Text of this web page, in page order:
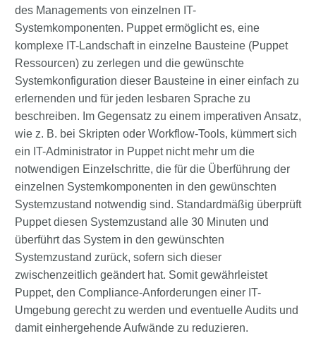
des Managements von einzelnen IT-
Systemkomponenten. Puppet ermöglicht es, eine
komplexe IT-Landschaft in einzelne Bausteine (Puppet
Ressourcen) zu zerlegen und die gewünschte
Systemkonfiguration dieser Bausteine in einer einfach zu
erlernenden und für jeden lesbaren Sprache zu
beschreiben. Im Gegensatz zu einem imperativen Ansatz,
wie z. B. bei Skripten oder Workflow-Tools, kümmert sich
ein IT-Administrator in Puppet nicht mehr um die
notwendigen Einzelschritte, die für die Überführung der
einzelnen Systemkomponenten in den gewünschten
Systemzustand notwendig sind. Standardmäßig überprüft
Puppet diesen Systemzustand alle 30 Minuten und
überführt das System in den gewünschten
Systemzustand zurück, sofern sich dieser
zwischenzeitlich geändert hat. Somit gewährleistet
Puppet, den Compliance-Anforderungen einer IT-
Umgebung gerecht zu werden und eventuelle Audits und
damit einhergehende Aufwände zu reduzieren.